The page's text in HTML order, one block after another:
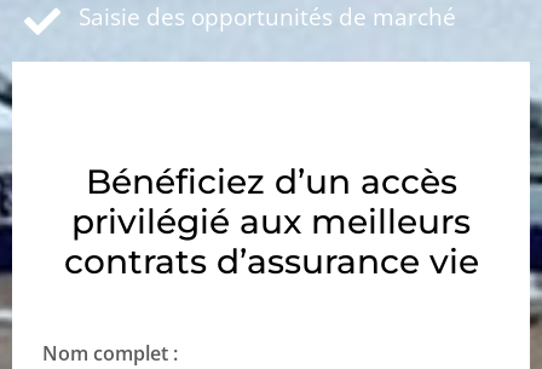
Saisie des opportunités de marché
Bénéficiez d’un accès
privilégié aux meilleurs
contrats d’assurance vie
Nom complet :